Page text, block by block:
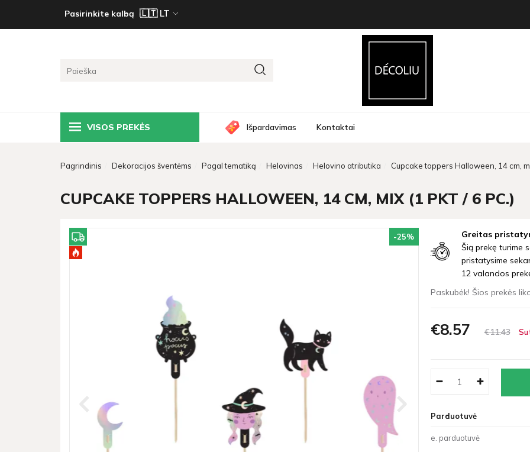
Pasirinkite kalbą
VISOS PREKĖS Išpardavimas Kontaktai
Pagrindinis Dekoracijos šventėms Pagal tematiką Helovinas Helovino atributika Cupcake toppers Halloween, 14 cm,
CUPCAKE TOPPERS HALLOWEEN, 14 CM, MIX (1 PKT / 6 PC.)
-25%
Greitas
Šią prekę turime
pristatysime
12 valandos
Paskubėk! Šios prekės
€8 57 €1143
Parduotuvė
e. parduotuvė